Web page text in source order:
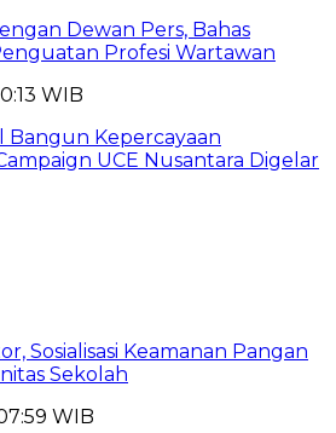
Dewan Pers, Bahas
Profesi Wartawan
WIB
Bangun Kepercayaan
UCE Nusantara Digelar
Sosialisasi Keamanan Pangan
Sekolah
WIB